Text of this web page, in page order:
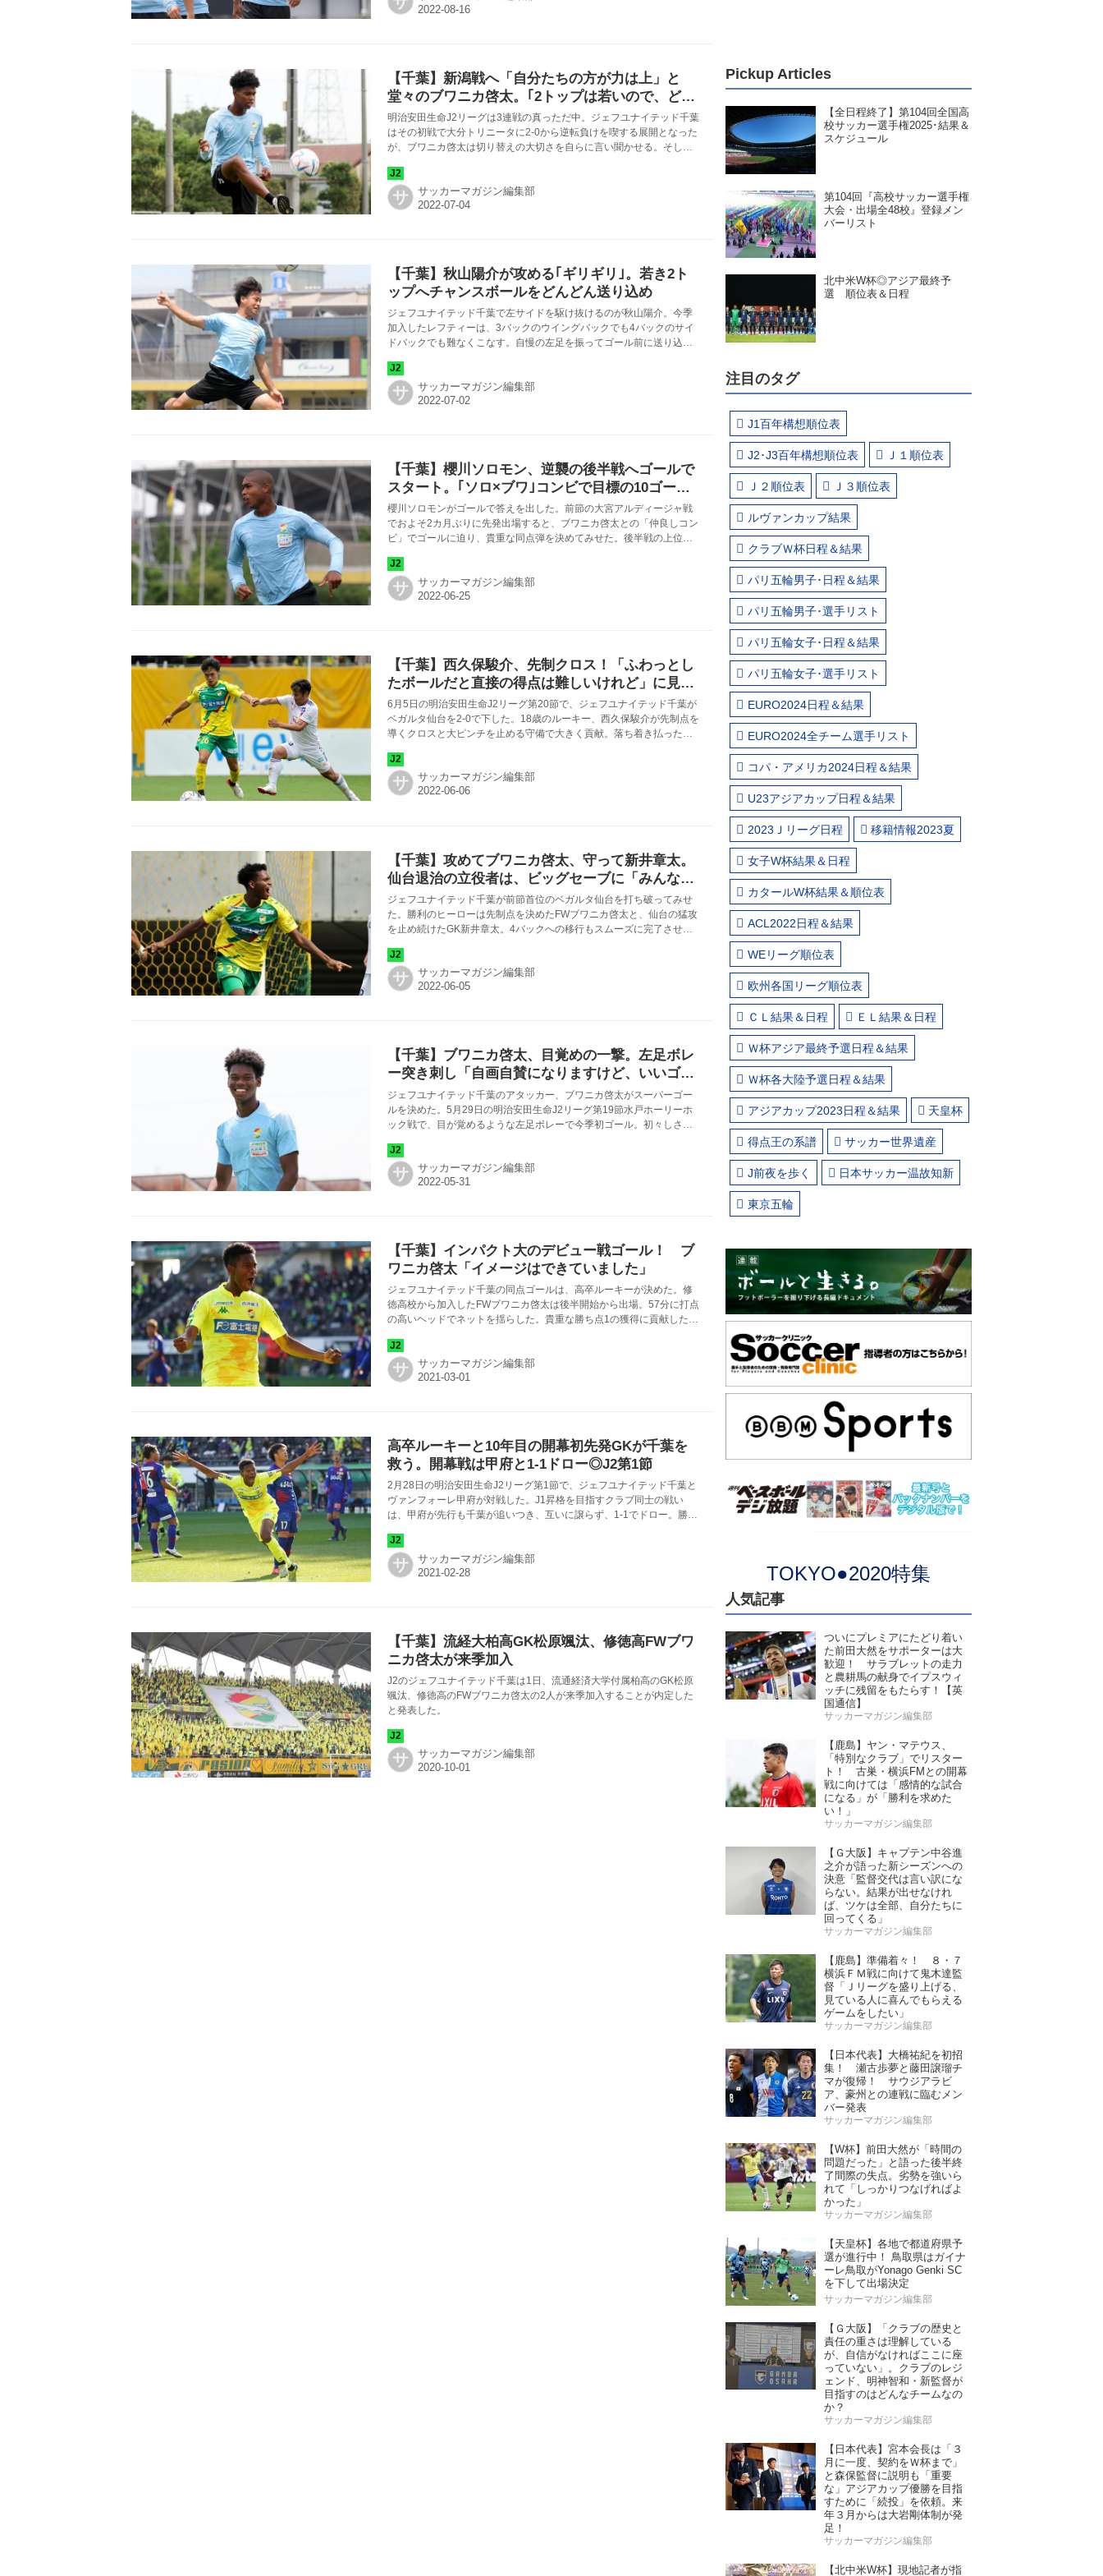
【千葉】新潟戦へ「自分たちの方が力は上」と
堂々のブワニカ啓太。｢2トップは若いので、どん
どん裏に走って相手を困らせる｣
明治安田生命J2リーグは3連戦の真っただ中。ジェフユナイテッド千葉
はその初戦で大分トリニータに2-0から逆転負けを喫する展開となった
が、ブワニカ啓太は切り替えの大切さを自らに言い聞かせる。そし
サ サッカーマガジン編集部
【千葉】秋山陽介が攻める｢ギリギリ｣。若き2ト
ップへチャンスボールをどんどん送り込め
ジェフユナイテッド千葉で左サイドを駆け抜けるのが秋山陽介。今季
加入したレフティーは、3バックのウイングバックでも4バックのサイ
ドバックでも難なくこなす。自慢の左足を振ってゴール前に送り込む
サ サッカーマガジン編集部
【千葉】櫻川ソロモン、逆襲の後半戦へゴールで
スタート。｢ソロ×ブワ｣コンビで目標の10ゴール
クリアへ
櫻川ソロモンがゴールで答えを出した。前節の大宮アルディージャ戦
でおよそ2カ月ぶりに先発出場すると、ブワニカ啓太との「仲良しコン
ビ」でゴールに迫り、貴重な同点弾を決めてみせた。後半戦の上位進
サ サッカーマガジン編集部
【千葉】西久保駿介、先制クロス！「ふわっとし
たボールだと直接の得点は難しいけれど」に見る
18歳の落ち着き
6月5日の明治安田生命J2リーグ第20節で、ジェフユナイテッド千葉が
ベガルタ仙台を2-0で下した。18歳のルーキー、西久保駿介が先制点を
導くクロスと大ピンチを止める守備で大きく貢献。落ち着き払ったプ
サ サッカーマガジン編集部
【千葉】攻めてブワニカ啓太、守って新井章太。
仙台退治の立役者は、ビッグセーブに「みんなが
盛り上がってくれる」
ジェフユナイテッド千葉が前節首位のベガルタ仙台を打ち破ってみせ
た。勝利のヒーローは先制点を決めたFWブワニカ啓太と、仙台の猛攻
を止め続けたGK新井章太。4バックへの移行もスムーズに完了させ、
サ サッカーマガジン編集部
【千葉】ブワニカ啓太、目覚めの一撃。左足ボレ
ー突き刺し「自画自賛になりますけど、いいゴー
ルだなと」
ジェフユナイテッド千葉のアタッカー、ブワニカ啓太がスーパーゴー
ルを決めた。5月29日の明治安田生命J2リーグ第19節水戸ホーリーホ
ック戦で、目が覚めるような左足ボレーで今季初ゴール。初々しさと
サ サッカーマガジン編集部
【千葉】インパクト大のデビュー戦ゴール！ ブ
ワニカ啓太「イメージはできていました」
ジェフユナイテッド千葉の同点ゴールは、高卒ルーキーが決めた。修
徳高校から加入したFWブワニカ啓太は後半開始から出場。57分に打点
の高いヘッドでネットを揺らした。貴重な勝ち点1の獲得に貢献したル
サ サッカーマガジン編集部
高卒ルーキーと10年目の開幕初先発GKが千葉を
救う。開幕戦は甲府と1-1ドロー◎J2第1節
2月28日の明治安田生命J2リーグ第1節で、ジェフユナイテッド千葉と
ヴァンフォーレ甲府が対戦した。J1昇格を目指すクラブ同士の戦い
は、甲府が先行も千葉が追いつき、互いに譲らず、1-1でドロー。勝ち
サ サッカーマガジン編集部
【千葉】流経大柏高GK松原颯汰、修徳高FWブワ
ニカ啓太が来季加入
J2のジェフユナイテッド千葉は1日、流通経済大学付属柏高のGK松原
颯汰、修徳高のFWブワニカ啓太の2人が来季加入することが内定した
と発表した。
サ サッカーマガジン編集部
Pickup Articles
【全日程終了】第104回全国高
校サッカー選手権2025･結果＆
スケジュール
第104回『高校サッカー選手権
大会・出場全48校』登録メン
バーリスト
北中米W杯◎アジア最終予
選 順位表＆日程
注目のタグ
J1百年構想順位表
J2･J3百年構想順位表 Ｊ１順位表
Ｊ２順位表 Ｊ３順位表
ルヴァンカップ結果
クラブＷ杯日程＆結果
パリ五輪男子･日程＆結果
パリ五輪男子･選手リスト
パリ五輪女子･日程＆結果
パリ五輪女子･選手リスト
EURO2024日程＆結果
EURO2024全チーム選手リスト
コパ・アメリカ2024日程＆結果
U23アジアカップ日程＆結果
2023Ｊリーグ日程 移籍情報2023夏
女子W杯結果＆日程
カタールW杯結果＆順位表
ACL2022日程＆結果
WEリーグ順位表
欧州各国リーグ順位表
ＣＬ結果＆日程 ＥＬ結果＆日程
Ｗ杯アジア最終予選日程＆結果
Ｗ杯各大陸予選日程＆結果
アジアカップ2023日程＆結果 天皇杯
得点王の系譜 サッカー世界遺産
J前夜を歩く 日本サッカー温故知新
東京五輪
TOKYO●2020特集
人気記事
ついにプレミアにたどり着い
た前田大然をサポーターは大
歓迎！ サラブレットの走力
と農耕馬の献身でイプスウィ
ッチに残留をもたらす！【英
国通信】
サッカーマガジン編集部
【鹿島】ヤン・マテウス、
「特別なクラブ」でリスター
ト！ 古巣・横浜FMとの開幕
戦に向けては「感情的な試合
になる」が「勝利を求めた
い！」
サッカーマガジン編集部
【Ｇ大阪】キャプテン中谷進
之介が語った新シーズンへの
決意「監督交代は言い訳にな
らない。結果が出せなけれ
ば、ツケは全部、自分たちに
回ってくる」
サッカーマガジン編集部
【鹿島】準備着々！ ８・７
横浜ＦＭ戦に向けて鬼木達監
督「Ｊリーグを盛り上げる、
見ている人に喜んでもらえる
ゲームをしたい」
サッカーマガジン編集部
【日本代表】大橋祐紀を初招
集！ 瀬古歩夢と藤田譲瑠チ
マが復帰！ サウジアラビ
ア、豪州との連戦に臨むメン
バー発表
サッカーマガジン編集部
【W杯】前田大然が「時間の
問題だった」と語った後半終
了間際の失点。劣勢を強いら
れて「しっかりつなげればよ
かった」
サッカーマガジン編集部
【天皇杯】各地で都道府県予
選が進行中！ 鳥取県はガイナ
ーレ鳥取がYonago Genki SC
を下して出場決定
サッカーマガジン編集部
【Ｇ大阪】「クラブの歴史と
責任の重さは理解している
が、自信がなければここに座
っていない」。クラブのレジ
ェンド、明神智和・新監督が
目指すのはどんなチームなの
か？
サッカーマガジン編集部
【日本代表】宮本会長は「３
月に一度、契約をＷ杯まで」
と森保監督に説明も「重要
な」アジアカップ優勝を目指
すために「続投」を依頼。来
年３月からは大岩剛体制が発
足！
サッカーマガジン編集部
【北中米W杯】現地記者が指